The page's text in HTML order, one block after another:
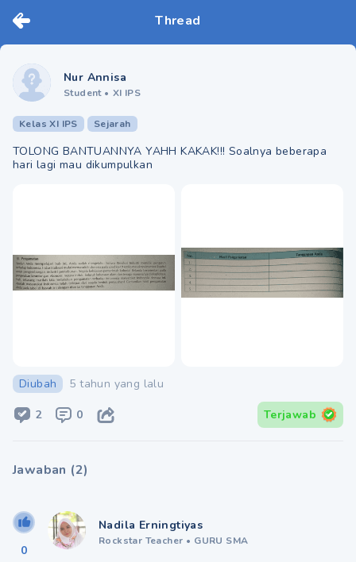
Thread
Nur Annisa
Student • XI IPS
Kelas XI IPS Sejarah
TOLONG BANTUANNYA YAHH KAKAK!!! Soalnya beberapa
hari lagi mau dikumpulkan
Diubah 5 tahun yang lalu
2 0 Terjawab
Jawaban (2)
0
Nadila Erningtiyas
Rockstar Teacher • GURU SMA